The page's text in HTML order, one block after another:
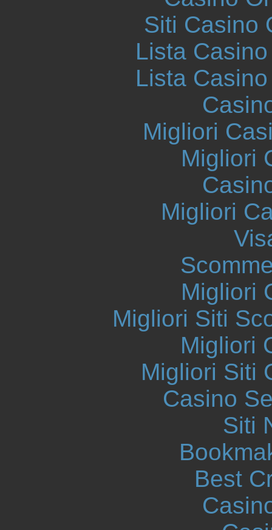
Siti Casino
Lista
Lista
Migliori
Migliori
Migliori
Migliori
Migliori Siti
Migliori
Migliori Siti
Casino
Siti
Best